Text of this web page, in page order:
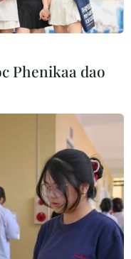
các nước vào thế
chung trong việc
cấp.
Phenikaa dao